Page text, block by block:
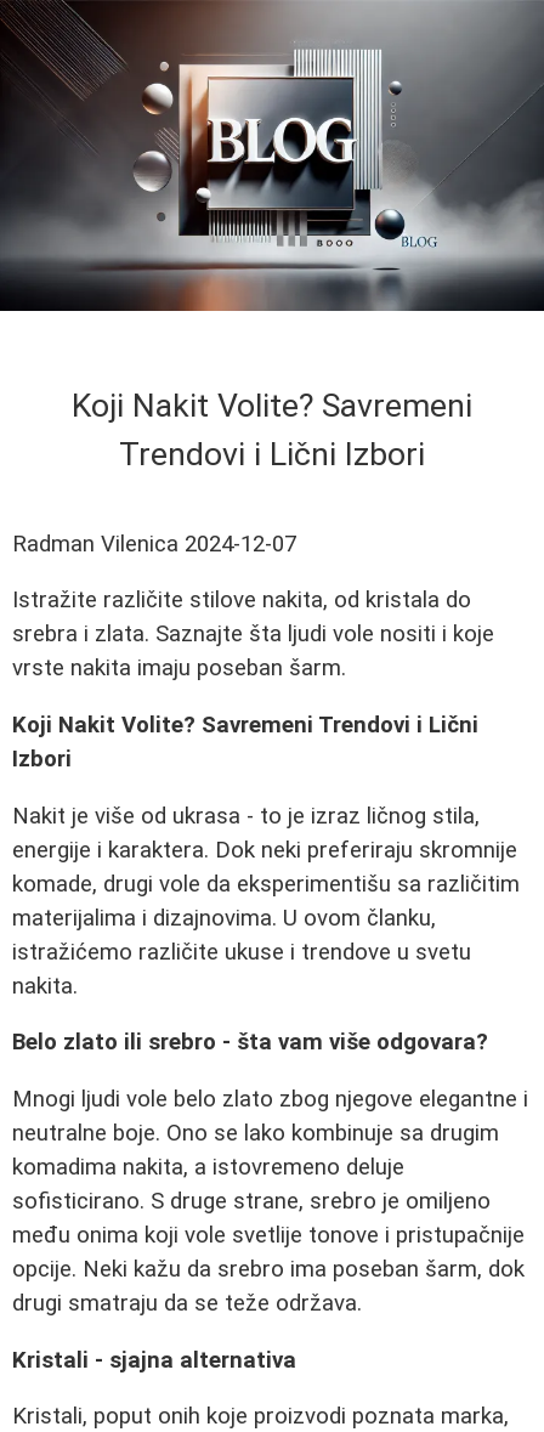
Koji Nakit Volite? Savremeni
Trendovi i Lični Izbori
Radman Vilenica 2024-12-07
Istražite različite stilove nakita, od kristala do
srebra i zlata. Saznajte šta ljudi vole nositi i koje
vrste nakita imaju poseban šarm.
Koji Nakit Volite? Savremeni Trendovi i Lični
Izbori
Nakit je više od ukrasa - to je izraz ličnog stila,
energije i karaktera. Dok neki preferiraju skromnije
komade, drugi vole da eksperimentišu sa različitim
materijalima i dizajnovima. U ovom članku,
istražićemo različite ukuse i trendove u svetu
nakita.
Belo zlato ili srebro - šta vam više odgovara?
Mnogi ljudi vole belo zlato zbog njegove elegantne i
neutralne boje. Ono se lako kombinuje sa drugim
komadima nakita, a istovremeno deluje
sofisticirano. S druge strane, srebro je omiljeno
među onima koji vole svetlije tonove i pristupačnije
opcije. Neki kažu da srebro ima poseban šarm, dok
drugi smatraju da se teže održava.
Kristali - sjajna alternativa
Kristali, poput onih koje proizvodi poznata marka,